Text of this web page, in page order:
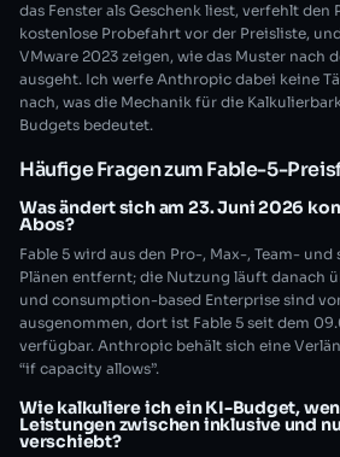
das Fenster als Geschenk liest, verfehlt den
kostenlose Probefahrt vor der Preisliste,
VMware 2023 zeigen, wie das Muster nach
ausgeht. Ich werfe Anthropic dabei keine
nach, was die Mechanik für die
Budgets bedeutet.
Häufige Fragen zum Fable-5-
Was ändert sich am 23. Juni 2026
Abos?
Fable 5 wird aus den Pro-, Max-, Team-
Plänen entfernt; die Nutzung läuft danach
und consumption-based Enterprise sind
ausgenommen, dort ist Fable 5 seit dem
verfügbar. Anthropic behält sich eine
“if capacity allows”.
Wie kalkuliere ich ein KI-Budget,
Leistungen zwischen inklusive und
verschiebt?